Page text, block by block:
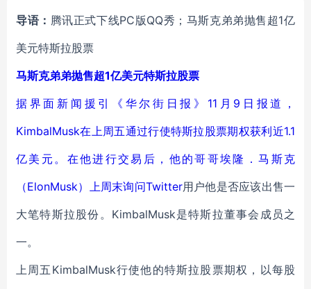
导语： 腾讯正式下线PC版QQ秀；马斯克弟弟抛售超1亿
美元特斯拉股票
马斯克弟弟抛售超1亿美元特斯拉股票
据界面新闻援引《华尔街日报》11月9日报道，
KimbalMusk在上周五通过行使特斯拉股票期权获利近1.1
亿美元。在他进行交易后，他的哥哥埃隆．马斯克
（ElonMusk）上周末询问Twitter用户他是否应该出售一
大笔特斯拉股份。KimbalMusk是特斯拉董事会成员之
一。
上周五KimbalMusk行使他的特斯拉股票期权，以每股